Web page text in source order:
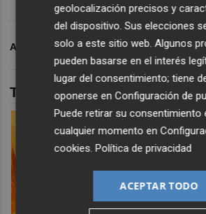
ARCHIVADO EN TENIS CARLOS
TAMBIÉN TE PUEDE
geolocalización precisos y
del dispositivo. Sus elecciones
solo a este sitio web. Algunos
pueden basarse en el interés
lugar del consentimiento; tiene
oponerse enConfiguración de
Puede retirar su consentimiento
cualquier momento en
cookies.Política de privacidad
ACEPTAR TODO